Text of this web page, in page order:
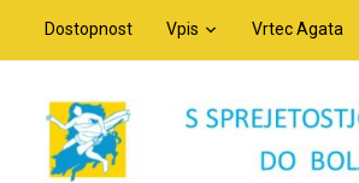
Dostopnost Vpis Vrtec Agata